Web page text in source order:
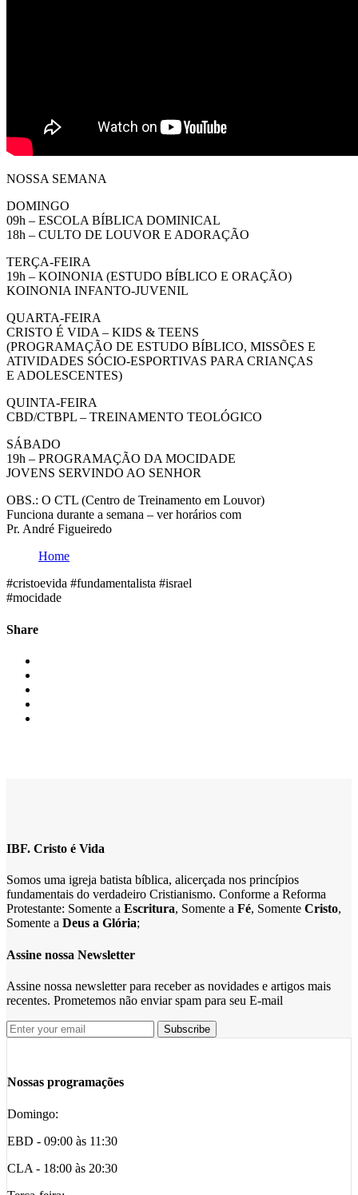
NOSSA SEMANA
DOMINGO
09h – ESCOLA BÍBLICA DOMINICAL
18h – CULTO DE LOUVOR E ADORAÇÃO
TERÇA-FEIRA
19h – KOINONIA (ESTUDO BÍBLICO E ORAÇÃO)
KOINONIA INFANTO-JUVENIL
QUARTA-FEIRA
CRISTO É VIDA – KIDS & TEENS
(PROGRAMAÇÃO DE ESTUDO BÍBLICO, MISSÕES E
ATIVIDADES SÓCIO-ESPORTIVAS PARA CRIANÇAS
E ADOLESCENTES)
QUINTA-FEIRA
CBD/CTBPL – TREINAMENTO TEOLÓGICO
SÁBADO
19h – PROGRAMAÇÃO DA MOCIDADE
JOVENS SERVINDO AO SENHOR
OBS.: O CTL (Centro de Treinamento em Louvor)
Funciona durante a semana – ver horários com
Pr. André Figueiredo
Home
#cristoevida #fundamentalista #israel
#mocidade
Share
IBF. Cristo é Vida
Somos uma igreja batista bíblica, alicerçada nos princípios
fundamentais do verdadeiro Cristianismo. Conforme a Reforma
Protestante: Somente a Escritura, Somente a Fé, Somente Cristo,
Somente a Deus a Glória;
Assine nossa Newsletter
Assine nossa newsletter para receber as novidades e artigos mais
recentes. Prometemos não enviar spam para seu E-mail
Nossas programações
Domingo:
EBD - 09:00 às 11:30
CLA - 18:00 às 20:30